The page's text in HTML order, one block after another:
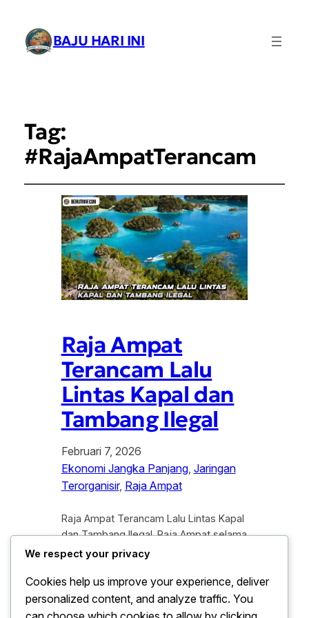
BAJU HARI INI
Tag:
#RajaAmpatTerancam
Raja Ampat
Terancam Lalu
Lintas Kapal dan
Tambang Ilegal
Februari 7, 2026
Ekonomi Jangka Panjang, Jaringan
Terorganisir, Raja Ampat
Raja Ampat Terancam Lalu Lintas Kapal
dan Tambang Ilegal. Raja Ampat selama
ini di kenal sebagai salah satu kawasan
tertinggi di dunia. Namun, di balik
keindahan alam yang mendunia
tersebut, ancaman serius terus
We respect your privacy
Cookies help us improve your experience, deliver
personalized content, and analyze traffic. You